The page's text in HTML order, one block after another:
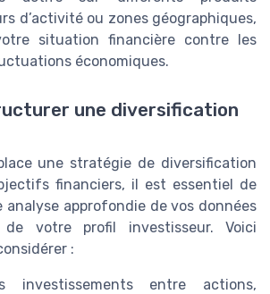
d’activité ou zones géographiques,
situation financière contre les
économiques.
une diversification
une stratégie de diversification
financiers, il est essentiel de
analyse approfondie de vos données
de votre profil investisseur. Voici
:
investissements entre actions,